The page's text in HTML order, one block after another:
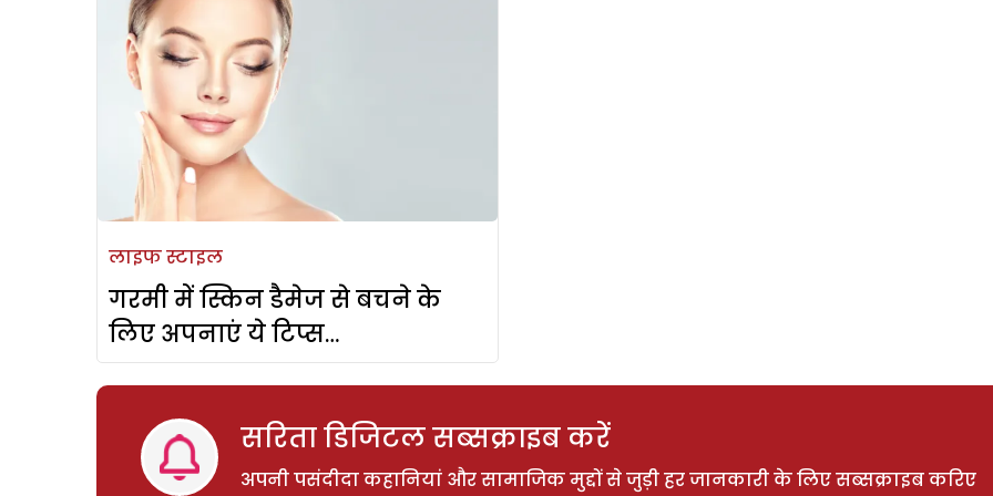
लाइफ स्टाइल
गरमी में स्किन डैमेज से बचने के
लिए अपनाएं ये टिप्स…
सरिता डिजिटल सब्सक्राइब करें
अपनी पसंदीदा कहानियां और सामाजिक मुद्दों से जुड़ी हर जानकारी के लिए सब्सक्राइब करिए